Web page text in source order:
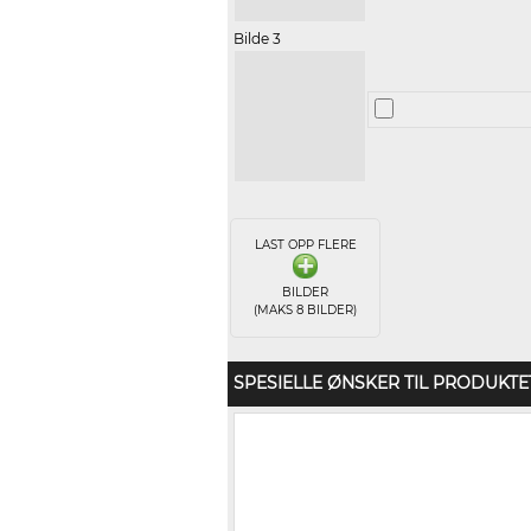
Bilde 3
LAST OPP FLERE
BILDER
(MAKS 8 BILDER)
SPESIELLE ØNSKER TIL